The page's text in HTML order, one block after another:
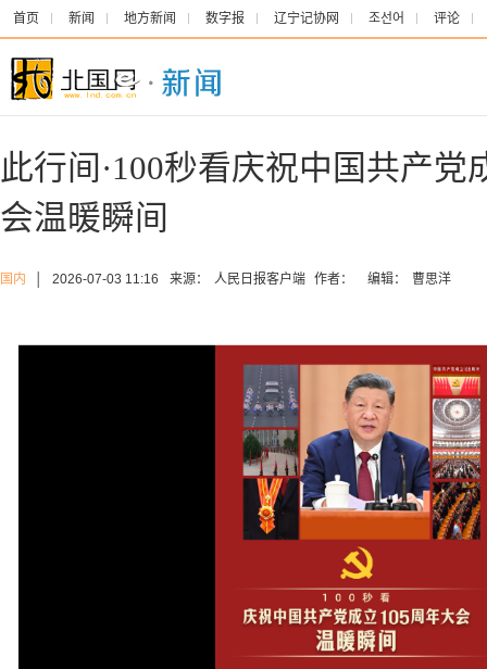
首页 新闻 地方新闻 数字报 辽宁记协网 조선어 评论
此行间·100秒看庆祝中国共产党
会温暖瞬间
国内 2026-07-03 11:16 来源： 人民日报客户端 作者： 编辑： 曹思洋